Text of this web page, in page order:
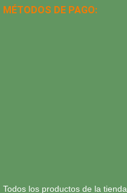
MÉTODOS DE PAGO:
Todos los productos de la tienda